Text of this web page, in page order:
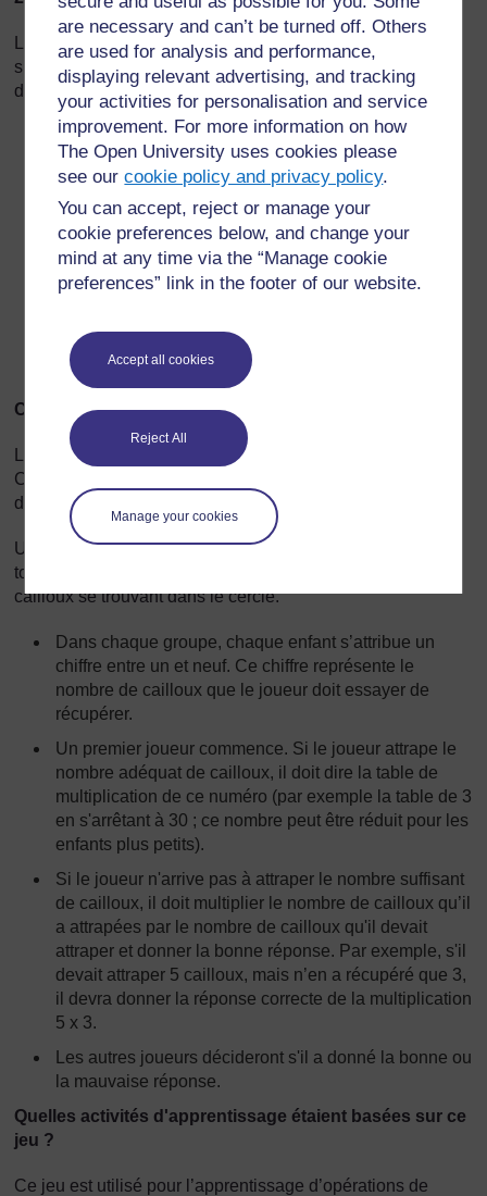
are necessary and can’t be turned off. Others
are used for analysis and performance,
displaying relevant advertising, and tracking
your activities for personalisation and service
improvement. For more information on how
The Open University uses cookies please
see ourcookie policy and privacy policy.
You can accept, reject or manage your
cookie preferences below, and change your
mind at any time via the “Manage cookie
preferences” link in the footer of our website.
Accept all cookies
Reject All
Manage your cookies
Les préparations de ce jeu consistent à dessiner un cercle
sur le sol et d'y déposer quelques cailloux. (Ce cercle ne
doit pas faire plus d’un mètre de diamètre).
Comment se joue le jeu ?
Les enfants sont organisés en groupes de cinq ou six.
Chaque groupe a son propre cercle sur le sol contenant
des cailloux.
Un des joueurs jette un caillou en l'air ; avant qu’il ne
touche le sol, ils doivent essayer de prendre les autres
cailloux se trouvant dans le cercle.
Dans chaque groupe, chaque enfant s’attribue un
chiffre entre un et neuf. Ce chiffre représente le
nombre de cailloux que le joueur doit essayer de
récupérer.
Un premier joueur commence. Si le joueur attrape le
nombre adéquat de cailloux, il doit dire la table de
multiplication de ce numéro (par exemple la table de 3
en s'arrêtant à 30 ; ce nombre peut être réduit pour les
enfants plus petits).
Si le joueur n'arrive pas à attraper le nombre suffisant
de cailloux, il doit multiplier le nombre de cailloux qu’il
a attrapées par le nombre de cailloux qu'il devait
attraper et donner la bonne réponse. Par exemple, s'il
devait attraper 5 cailloux, mais n’en a récupéré que 3,
il devra donner la réponse correcte de la multiplication
5 x 3.
Les autres joueurs décideront s'il a donné la bonne ou
la mauvaise réponse.
Quelles activités d'apprentissage étaient basées sur ce
jeu ?
Ce jeu est utilisé pour l’apprentissage d’opérations de